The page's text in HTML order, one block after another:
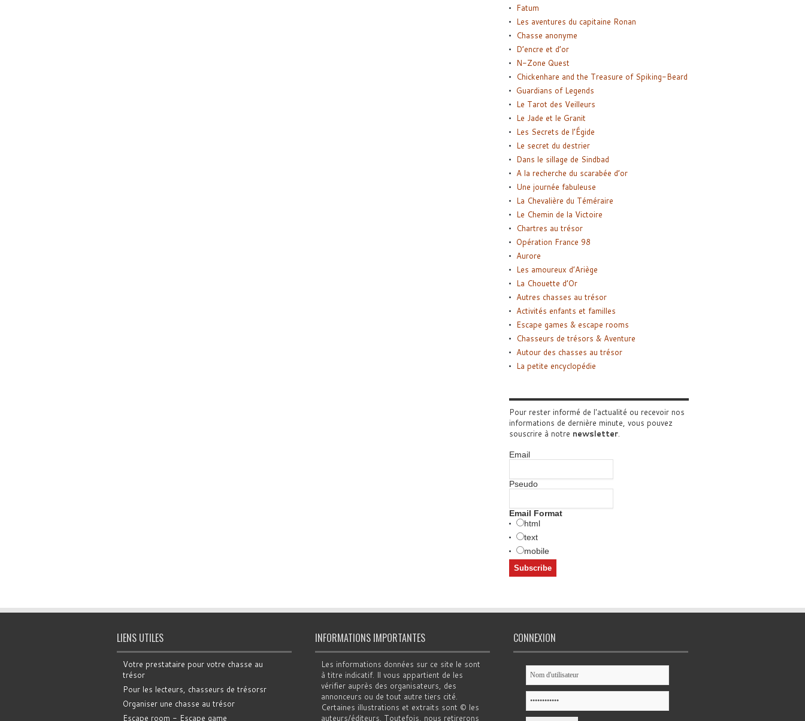
Fatum
Les aventures du capitaine Ronan
Chasse anonyme
D’encre et d’or
N-Zone Quest
Chickenhare and the Treasure of Spiking-Beard
Guardians of Legends
Le Tarot des Veilleurs
Le Jade et le Granit
Les Secrets de l’Égide
Le secret du destrier
Dans le sillage de Sindbad
A la recherche du scarabée d’or
Une journée fabuleuse
La Chevalière du Téméraire
Le Chemin de la Victoire
Chartres au trésor
Opération France 98
Aurore
Les amoureux d’Ariège
La Chouette d’Or
Autres chasses au trésor
Activités enfants et familles
Escape games & escape rooms
Chasseurs de trésors & Aventure
Autour des chasses au trésor
La petite encyclopédie
Pour rester informé de l'actualité ou recevoir nos
informations de dernière minute, vous pouvez
souscrire à notre newsletter.
Email
Pseudo
Email Format
html
text
mobile
LIENS UTILES
Votre prestataire pour votre chasse au
trésor
Pour les lecteurs, chasseurs de trésorsr
Organiser une chasse au trésor
Escape room - Escape game
INFORMATIONS IMPORTANTES
Les informations données sur ce site le sont
à titre indicatif. Il vous appartient de les
vérifier auprès des organisateurs, des
annonceurs ou de tout autre tiers cité.
Certaines illustrations et extraits sont © les
auteurs/éditeurs. Toutefois, nous retirerons
CONNEXION